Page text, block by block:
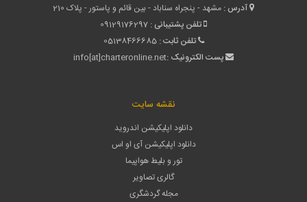
آدرس : مشهد - پنجراه سناباد - بین قائم و پاستور - پلاک 210
تلفن پشتیبانی : 09129176297
تلفن ثابت : 05138466685
پست الکترونیک :info[at]charteronline.net
نقشه سایت
دانلود اپلیکیشن اندروید
دانلود اپلیکیشن آی او اس
تور و بلیط هواپیما
گالری تصاویر
مجله گردشگری